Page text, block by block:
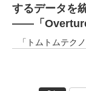
するデータを
――「Overture
「トムトムテク